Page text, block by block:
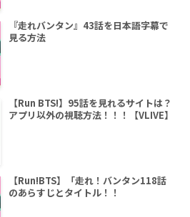
『走れバンタン』43話を日本語字幕で
見る方法
【Run BTS!】95話を見れるサイトは？
アプリ以外の視聴方法！！！【VLIVE】
【Run!BTS】「走れ！バンタン118話
のあらすじとタイトル！！